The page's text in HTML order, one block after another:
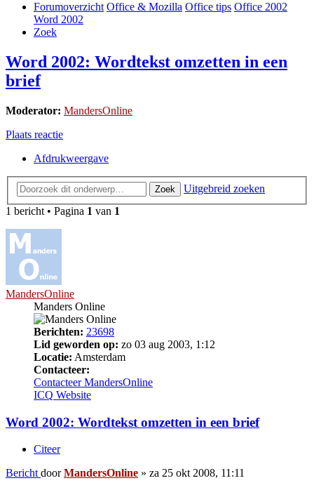
Forumoverzicht Office & Mozilla Office tips Office 2002
Word 2002
Zoek
Word 2002: Wordtekst omzetten in een
brief
Moderator: MandersOnline
Plaats reactie
Afdrukweergave
Zoek
Uitgebreid zoeken
1 bericht • Pagina 1 van 1
MandersOnline
Manders Online
Berichten: 23698
Lid geworden op: zo 03 aug 2003, 1:12
Locatie: Amsterdam
Contacteer:
Contacteer MandersOnline
ICQ Website
Word 2002: Wordtekst omzetten in een brief
Citeer
Bericht doorMandersOnline » za 25 okt 2008, 11:11